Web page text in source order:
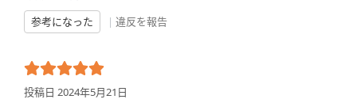
参考になった
| 違反を報告
投稿日 2024年5月21日